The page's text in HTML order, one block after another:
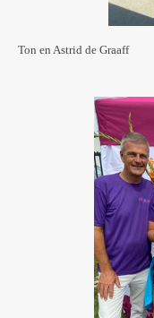
Ton en Astrid de Graaff